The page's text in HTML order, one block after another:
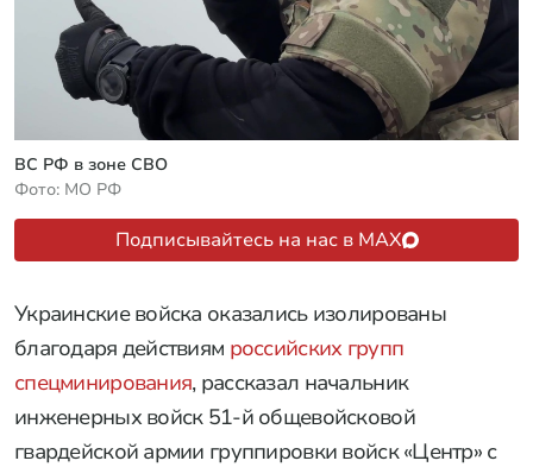
Статьи Россия 05 августа 2026 в 05:31
Ударили по ВСУ снарядом «За
Геленджик»: успехи ВС РФ к утру 5
августа